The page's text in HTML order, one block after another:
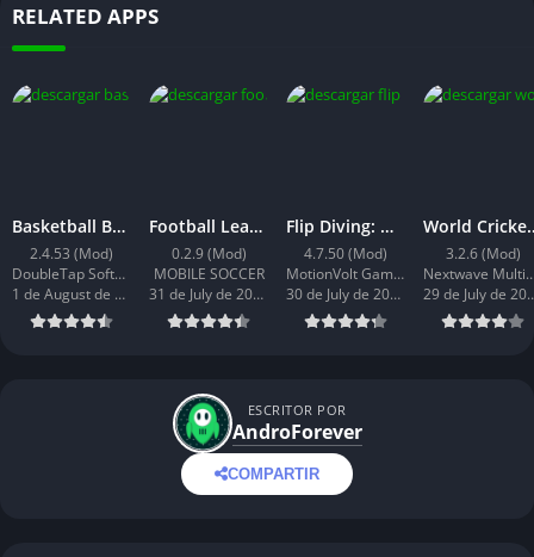
RELATED APPS
Basketball Battle: Dinero Infinito
2.4.53 (Mod)
DoubleTap Software
1 de August de 2026
Football League 2026: Dinero Infinito
0.2.9 (Mod)
MOBILE SOCCER
31 de July de 2026
Flip Diving: Monedas Infinitas
4.7.50 (Mod)
MotionVolt Games Ltd
30 de July de 2026
World
3.2.6 (Mod)
29 de
ESCRITOR POR
AndroForever
COMPARTIR